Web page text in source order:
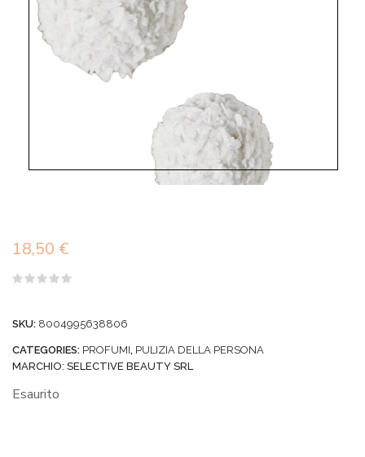
18,50 €
5
SKU: 8004995638806
CATEGORIES: PROFUMI, PULIZIA DELLA PERSONA
MARCHIO: SELECTIVE BEAUTY SRL
Esaurito